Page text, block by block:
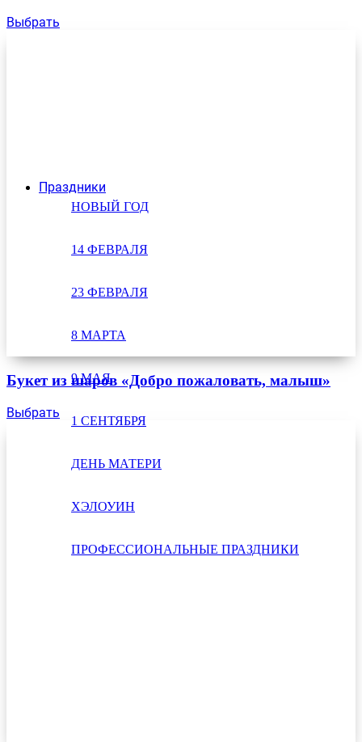
Праздники
НОВЫЙ ГОД
14 ФЕВРАЛЯ
23 ФЕВРАЛЯ
8 МАРТА
9 МАЯ
1 СЕНТЯБРЯ
ДЕНЬ МАТЕРИ
ХЭЛОУИН
ПРОФЕССИОНАЛЬНЫЕ ПРАЗДНИКИ
Выбрать
Букет из шаров «Добро пожаловать, малыш»
Выбрать